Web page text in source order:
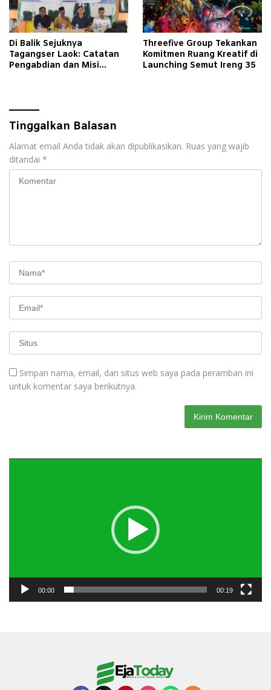
Di Balik Sejuknya
Tagangser Laok: Catatan
Pengabdian dan Misi
Threefive Group Tekankan
Komitmen Ruang Kreatif di
Launching Semut Ireng 35
Tinggalkan Balasan
Alamat email Anda tidak akan dipublikasikan. Ruas yang wajib
ditandai *
Simpan nama, email, dan situs web saya pada peramban ini
untuk komentar saya berikutnya.
00:00 00:19